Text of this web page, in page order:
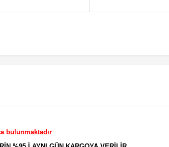
bulunmaktadır